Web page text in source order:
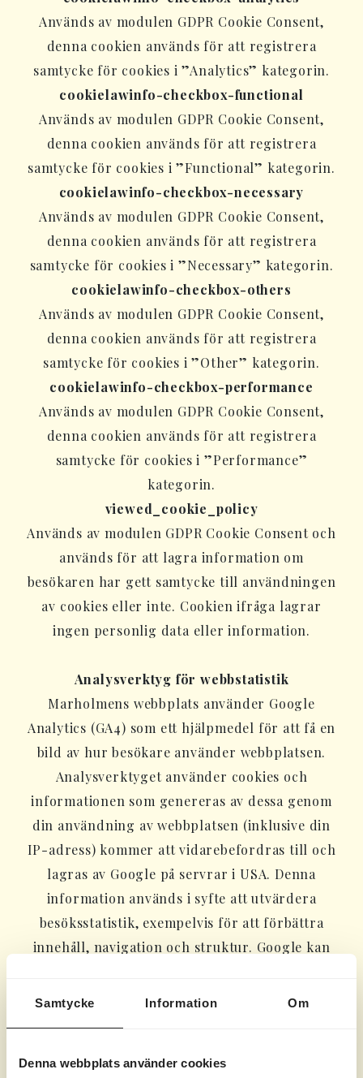
Samtycke Information Om
Denna webbplats använder cookies
Används av modulen GDPR Cookie Consent,
denna cookien används för att registrera
samtycke för cookies i ”Analytics” kategorin.
cookielawinfo-checkbox-functional
Används av modulen GDPR Cookie Consent,
denna cookien används för att registrera
samtycke för cookies i ”Functional” kategorin.
cookielawinfo-checkbox-necessary
Används av modulen GDPR Cookie Consent,
denna cookien används för att registrera
samtycke för cookies i ”Necessary” kategorin.
cookielawinfo-checkbox-others
Används av modulen GDPR Cookie Consent,
denna cookien används för att registrera
samtycke för cookies i ”Other” kategorin.
cookielawinfo-checkbox-performance
Används av modulen GDPR Cookie Consent,
denna cookien används för att registrera
samtycke för cookies i ”Performance”
kategorin.
viewed_cookie_policy
Används av modulen GDPR Cookie Consent och
används för att lagra information om
besökaren har gett samtycke till användningen
av cookies eller inte. Cookien ifråga lagrar
ingen personlig data eller information.
Analysverktyg för webbstatistik
Marholmens webbplats använder Google
Analytics (GA4) som ett hjälpmedel för att få en
bild av hur besökare använder webbplatsen.
Analysverktyget använder cookies och
informationen som genereras av dessa genom
din användning av webbplatsen (inklusive din
IP-adress) kommer att vidarebefordras till och
lagras av Google på servrar i USA. Denna
information används i syfte att utvärdera
besöksstatistik, exempelvis för att förbättra
innehåll, navigation och struktur. Google kan
parter om det krävs enligt lag eller i de fall en
koppla samman IP-adresser med andra data